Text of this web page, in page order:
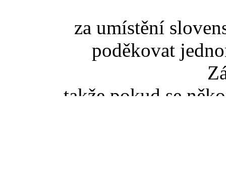
za umístění
poděkovat
takže pokud se